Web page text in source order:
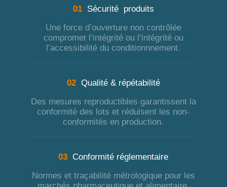
01 Sécurité produits
Une force d’ouverture non contrôlée
compromet l’intégrité ou l’intégrité ou
l’accessibilité du conditionnnement.
02 Qualité & répétabilité
Des mesures reproductibles garantissent la
conformité des lots et réduisent les non-
conformités en production.
03 Conformité réglementaire
Normes et traçabilité métrologique pour les